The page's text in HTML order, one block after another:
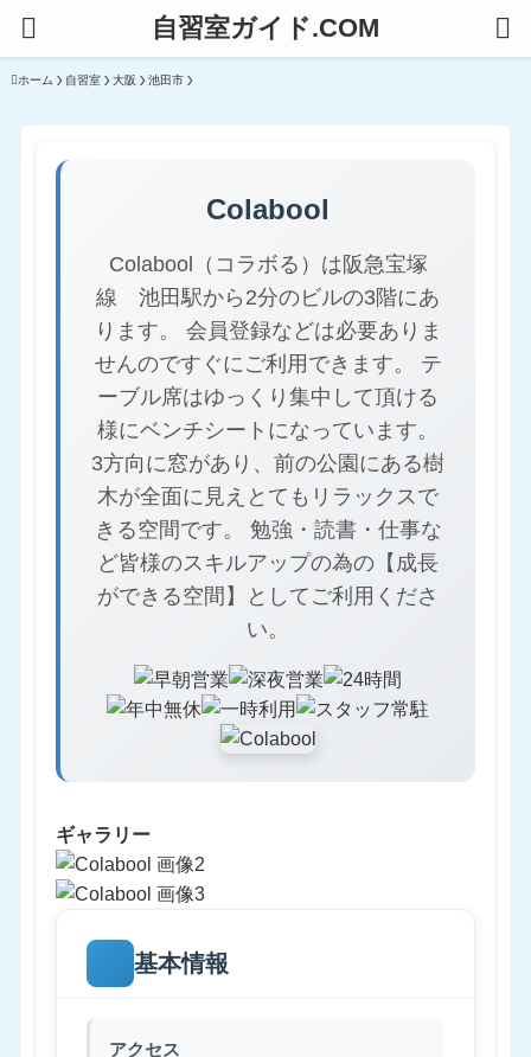
自習室ガイド.COM
ホーム 自習室 大阪 池田市
Colabool
Colabool（コラボる）は阪急宝塚
線 池田駅から2分のビルの3階にあ
ります。 会員登録などは必要ありま
せんのですぐにご利用できます。 テ
ーブル席はゆっくり集中して頂ける
様にベンチシートになっています。
3方向に窓があり、前の公園にある樹
木が全面に見えとてもリラックスで
きる空間です。 勉強・読書・仕事な
ど皆様のスキルアップの為の【成長
ができる空間】としてご利用くださ
い。
ギャラリー
基本情報
アクセス